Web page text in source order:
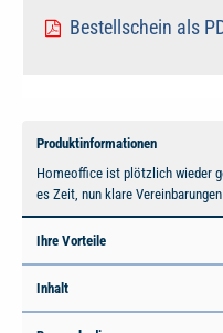
Bestellschein als
Produktinformationen
Homeoffice ist plötzlich wieder
es Zeit, nun klare
Ihre Vorteile
Inhalt